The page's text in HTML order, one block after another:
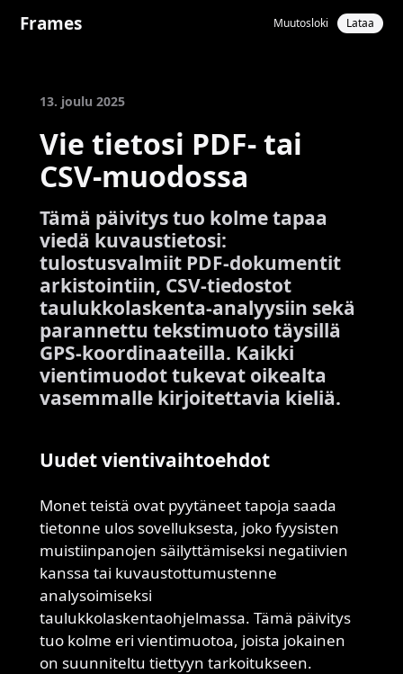
Frames Muutosloki Lataa
13. joulu 2025
Vie tietosi PDF- tai
CSV-muodossa
Tämä päivitys tuo kolme tapaa
viedä kuvaustietosi:
tulostusvalmiit PDF-dokumentit
arkistointiin, CSV-tiedostot
taulukkolaskenta-analyysiin sekä
parannettu tekstimuoto täysillä
GPS-koordinaateilla. Kaikki
vientimuodot tukevat oikealta
vasemmalle kirjoitettavia kieliä.
Uudet vientivaihtoehdot
Monet teistä ovat pyytäneet tapoja saada
tietonne ulos sovelluksesta, joko fyysisten
muistiinpanojen säilyttämiseksi negatiivien
kanssa tai kuvaustottumustenne
analysoimiseksi
taulukkolaskentaohjelmassa. Tämä päivitys
tuo kolme eri vientimuotoa, joista jokainen
on suunniteltu tiettyyn tarkoitukseen.